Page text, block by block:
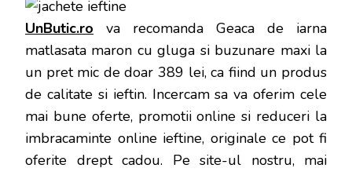
UnButic.ro va recomanda Geaca de iarna
matlasata maron cu gluga si buzunare maxi la
un pret mic de doar 389 lei, ca fiind un produs
de calitate si ieftin. Incercam sa va oferim cele
mai bune oferte, promotii online si reduceri la
imbracaminte online ieftine, originale ce pot fi
oferite drept cadou. Pe site-ul nostru, mai